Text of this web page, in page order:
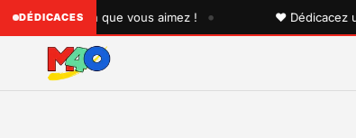
DÉDICACESque vous aimez ! • ♥ Dédicacez un